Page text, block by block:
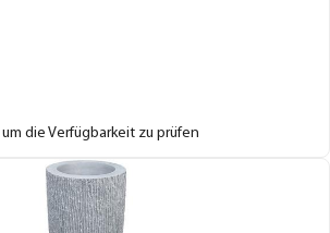
um die Verfügbarkeit zu prüfen